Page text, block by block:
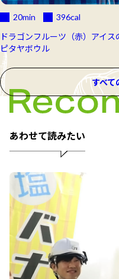
20min 396cal
ドラゴンフルーツ（赤）アイス
ピタヤボウル
すべて
あわせて読みたい